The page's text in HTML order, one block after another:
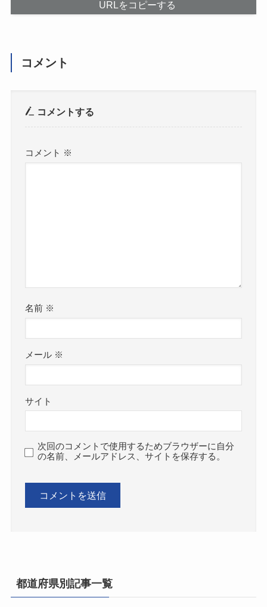
URLをコピーする
コメント
コメントする
コメント ※
名前 ※
メール ※
サイト
次回のコメントで使用するためブラウザーに自分
の名前、メールアドレス、サイトを保存する。
都道府県別記事一覧